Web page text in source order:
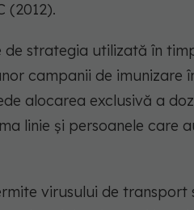
(2012).
de strategia utilizată în
campanii de imunizare
alocarea exclusivă a
linie și persoanele
virusului de